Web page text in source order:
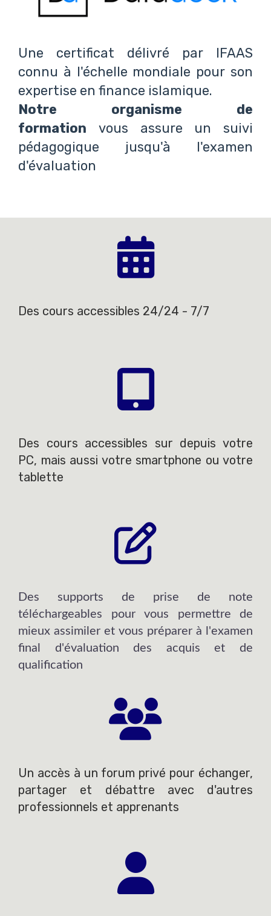
Une certificat délivré par IFAAS
connu à l'échelle mondiale pour son
expertise en finance islamique.
Notre organisme de
formation vous assure un suivi
pédagogique jusqu'à l'examen
d'évaluation
Des cours accessibles 24/24 - 7/7
Des cours accessibles sur depuis votre
PC, mais aussi votre smartphone ou votre
tablette
Des supports de prise de note
téléchargeables pour vous permettre de
mieux assimiler et vous préparer à l'examen
final d'évaluation des acquis et de
qualification
Un accès à un forum privé pour échanger,
partager et débattre avec d'autres
professionnels et apprenants